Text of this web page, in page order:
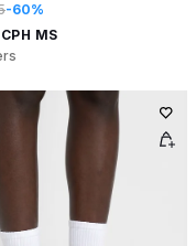
-60%
MS